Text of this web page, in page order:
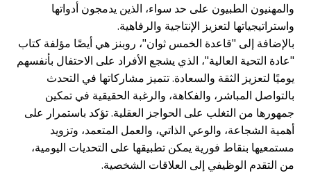
والمهنيون الطبيون على حد سواء، الذين يدمجون أدواتها
واستراتيجياتها لتعزيز الإنتاجية والرفاهية.
بالإضافة إلى "قاعدة الخمس ثوان"، روبنز هي أيضًا مؤلفة كتاب
"عادة التحية العالية"، الذي يشجع الأفراد على الاحتفال بأنفسهم
يوميًا لتعزيز الثقة والسعادة. تتميز مشاركاتها في التحدث
بالتواصل المباشر، والفكاهة، والرغبة الحقيقية في تمكين
جمهورها من التغلب على الحواجز العقلية. تؤكد باستمرار على
أهمية الشجاعة، والوعي الذاتي، والعمل المتعمد، وتزويد
مستمعيها بنقاط فورية يمكن تطبيقها على التحديات اليومية،
من التقدم الوظيفي إلى العلاقات الشخصية.